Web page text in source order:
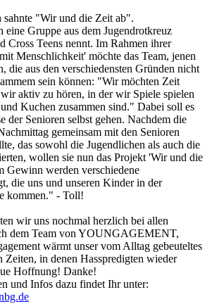
sahnte "Wir und die Zeit ab".
eine Gruppe aus dem Jugendrotkreuz
Cross Teens nennt. Im Rahmen ihrer
Menschlichkeit' möchte das Team, jenen
die aus den verschiedensten Gründen nicht
sein können: "Wir möchten Zeit
aktiv zu hören, in der wir Spiele spielen
Kuchen zusammen sind." Dabei soll es
der Senioren selbst gehen. Nachdem die
gemeinsam mit den Senioren
das sowohl die Jugendlichen als auch die
wollen sie nun das Projekt 'Wir und die
Gewinn werden verschiedene
die uns und unseren Kinder in der
kommen." - Toll!
wir uns nochmal herzlich bei allen
dem Team von YOUNGAGEMENT,
wärmt unser vom Alltag gebeuteltes
Zeiten, in denen Hasspredigten wieder
Hoffnung! Danke!
und Infos dazu findet Ihr unter: